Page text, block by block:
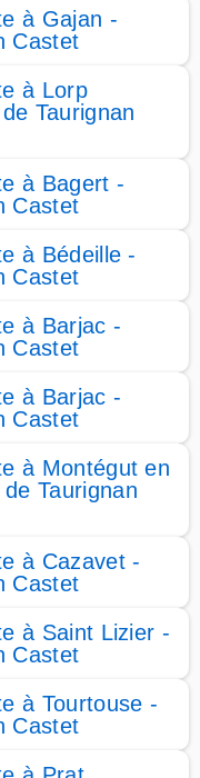
à Gajan -
Castet
à Lorp
Taurignan
à Bagert -
Castet
à Bédeille -
Castet
à Barjac -
Castet
à Barjac -
Castet
à Montégut en
Taurignan
à Cazavet -
Castet
à Saint Lizier -
Castet
à Tourtouse -
Castet